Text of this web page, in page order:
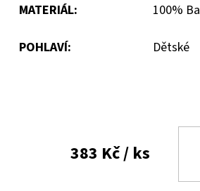
MATERIÁL: 100%
POHLAVÍ: Dětské
383 Kč/ ks